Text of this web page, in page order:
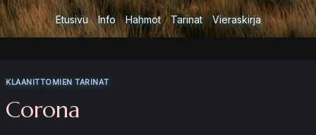
Etusivu Info Hahmot Tarinat Vieraskirja
KLAANITTOMIEN TARINAT
Corona